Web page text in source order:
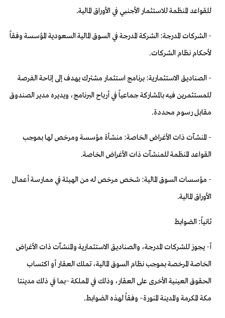
للقواعد المنظمة للاستثمار الأجنبي في الأوراق المالية.
- الشركات المدرجة: الشركة المدرجة في السوق المالية السعودية المؤسسة وفقاً
لأحكام نظام الشركات.
- الصناديق الاستثمارية: برنامج استثمار مشترك يهدف إلى إتاحة الفرصة
للمستثمرين فيه بالمشاركة جماعياً في أرباح البرنامج، ويديره مدير الصندوق
مقابل رسوم محددة.
- المنشآت ذات الأغراض الخاصة: منشأة مؤسسة ومرخص لها بموجب
القواعد المنظمة للمنشآت ذات الأغراض الخاصة.
- مؤسسات السوق المالية: شخص مرخص له من الهيئة في ممارسة أعمال
الأوراق المالية.
ثانياً: الضوابط
أ- يجوز للشركات المدرجة، والصناديق الاستثمارية والمنشآت ذات الأغراض
الخاصة المرخصة بموجب نظام السوق المالية، تملك العقار أو اكتساب
الحقوق العينية الأخرى على العقار، وذلك في المملكة –بما في ذلك مدينتا
مكة المكرمة والمدينة المنورة– وفقاً لهذه الضوابط.